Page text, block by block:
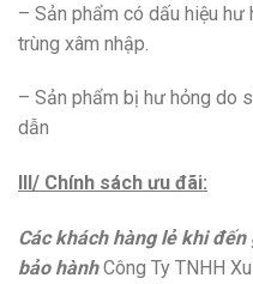
– Sản phẩm có dấu hiệu
trùng xâm nhập.
– Sản phẩm bị hư hỏng do
dẫn
III/ Chính sách ưu đãi:
Các khách hàng lẻ khi
bảo hànhCông Ty TNHH